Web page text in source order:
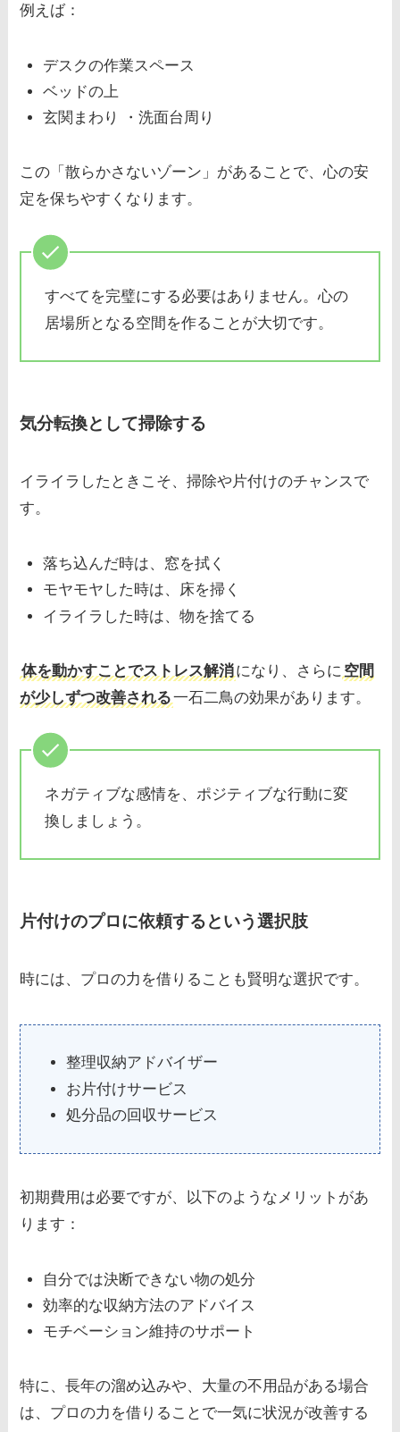
例えば：
デスクの作業スペース
ベッドの上
玄関まわり ・洗面台周り
この「散らかさないゾーン」があることで、心の安
定を保ちやすくなります。
すべてを完璧にする必要はありません。心の
居場所となる空間を作ることが大切です。
気分転換として掃除する
イライラしたときこそ、掃除や片付けのチャンスで
す。
落ち込んだ時は、窓を拭く
モヤモヤした時は、床を掃く
イライラした時は、物を捨てる
体を動かすことでストレス解消になり、さらに 空間
が少しずつ改善される一石二鳥の効果があります。
ネガティブな感情を、ポジティブな行動に変
換しましょう。
片付けのプロに依頼するという選択肢
時には、プロの力を借りることも賢明な選択です。
整理収納アドバイザー
お片付けサービス
処分品の回収サービス
初期費用は必要ですが、以下のようなメリットがあ
ります：
自分では決断できない物の処分
効率的な収納方法のアドバイス
モチベーション維持のサポート
特に、長年の溜め込みや、大量の不用品がある場合
は、プロの力を借りることで一気に状況が改善する